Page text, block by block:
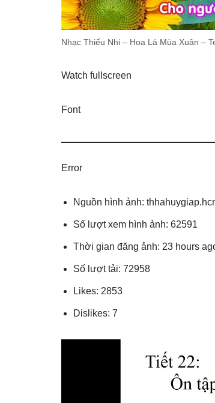
Nhạc Thiếu Nhi – Hoa Lá Mùa Xuân –
Watch fullscreen
Font
Error
Nguồn hình ảnh:
Số lượt xem hình ảnh: 62591
Thời gian đăng ảnh: 23 hours
Số lượt tải: 72958
Likes: 2853
Dislikes: 7